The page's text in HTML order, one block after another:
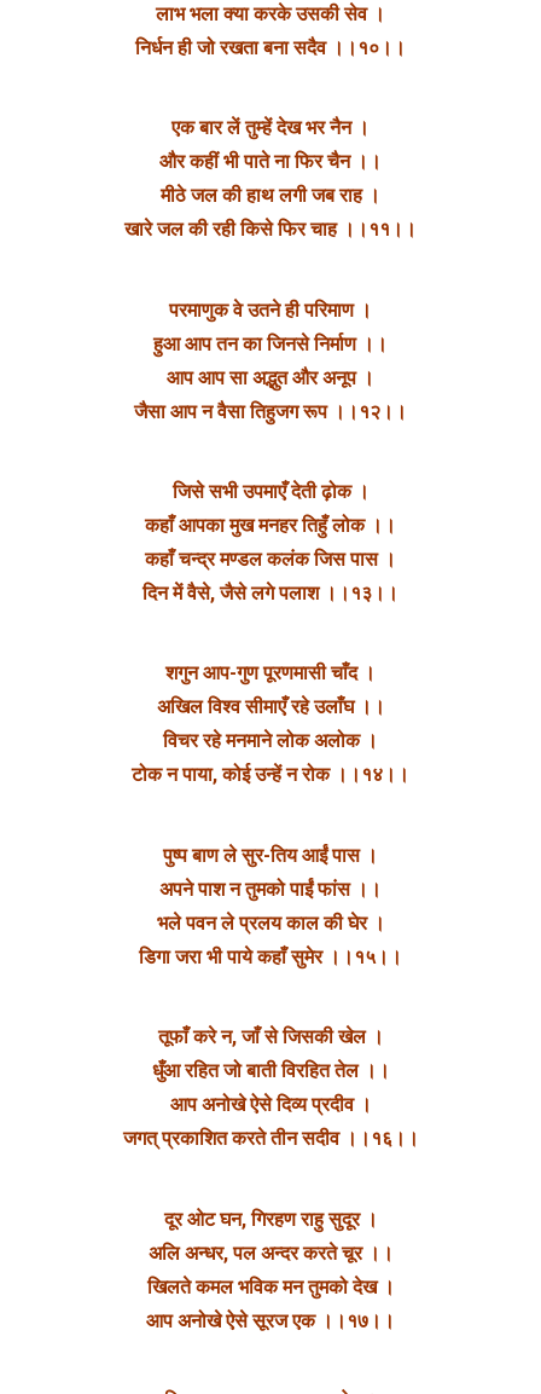
लाभ भला क्या करके उसकी सेव ।
निर्धन ही जो रखता बना सदैव ।।१०।।
एक बार लें तुम्हें देख भर नैन ।
और कहीं भी पाते ना फिर चैन ।।
मीठे जल की हाथ लगी जब राह ।
खारे जल की रही किसे फिर चाह ।।११।।
परमाणुक वे उतने ही परिमाण ।
हुआ आप तन का जिनसे निर्माण ।।
आप आप सा अद्भुत और अनूप ।
जैसा आप न वैसा तिहुजग रूप ।।१२।।
जिसे सभी उपमाएँ देती ढ़ोक ।
कहाँ आपका मुख मनहर तिहुँ लोक ।।
कहाँ चन्द्र मण्डल कलंक जिस पास ।
दिन में वैसे, जैसे लगे पलाश ।।१३।।
शगुन आप-गुण पूरणमासी चाँद ।
अखिल विश्व सीमाएँ रहे उलाँघ ।।
विचर रहे मनमाने लोक अलोक ।
टोक न पाया, कोई उन्हें न रोक ।।१४।।
पुष्प बाण ले सुर-तिय आईं पास ।
अपने पाश न तुमको पाईं फांस ।।
भले पवन ले प्रलय काल की घेर ।
डिगा जरा भी पाये कहाँ सुमेर ।।१५।।
तूफाँ करे न, जाँ से जिसकी खेल ।
धुँआ रहित जो बाती विरहित तेल ।।
आप अनोखे ऐसे दिव्य प्रदीव ।
जगत् प्रकाशित करते तीन सदीव ।।१६।।
दूर ओट घन, गिरहण राहु सुदूर ।
अलि अन्धर, पल अन्दर करते चूर ।।
खिलते कमल भविक मन तुमको देख ।
आप अनोखे ऐसे सूरज एक ।।१७।।